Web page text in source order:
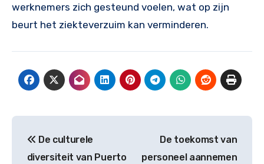
werknemers zich gesteund voelen, wat op zijn
beurt het ziekteverzuim kan verminderen.
navigation
De culturele
diversiteit van Puerto
De toekomst van
personeel aannemen